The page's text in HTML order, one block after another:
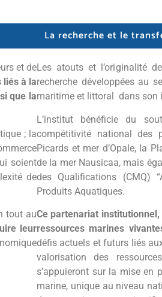
et de
liés à la
que la
; la
soient
de
tout au
leur
La recherche et le
Les atouts et l’originalité
recherche développées au
maritime et littoral dans son
L’institut bénéficie du
compétitivité national des
Picards et mer d’Opale, la
de la mer Nausicaa, mais
des Qualifications (CMQ)
Produits Aquatiques.
Ce partenariat
ressources marines
défis actuels et futurs liés
valorisation des
s’appuieront sur la mise en
marine, unique au niveau